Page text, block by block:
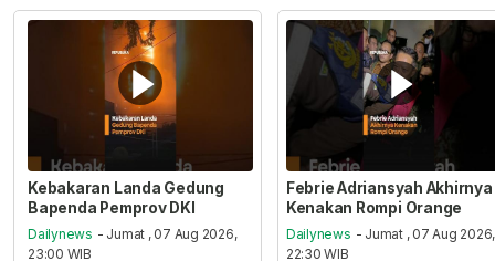
Kebakaran Landa Gedung
Bapenda Pemprov DKI
Dailynews - Jumat , 07 Aug 2026,
23:00 WIB
Febrie Adriansyah Akhirnya
Kenakan Rompi Orange
Dailynews - Jumat , 07 Aug 2026,
22:30 WIB